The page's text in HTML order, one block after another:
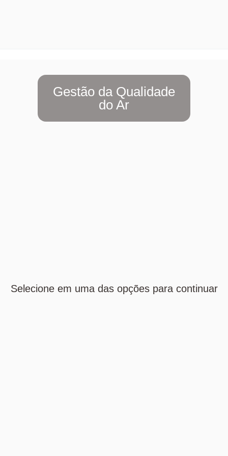
Gestão da Qualidade
do Ar
Selecione em uma das opções para continuar